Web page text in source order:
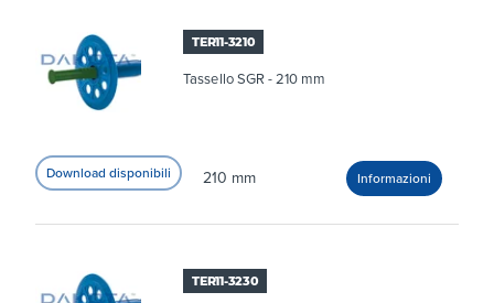
TER11-3210
Tassello SGR - 210 mm
210 mm
TER11-3230